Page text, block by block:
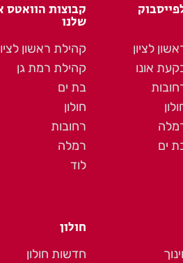
לציון
אונו
ים
קבוצות הוואטס
שלנו
קהילת ראשון
קהילת רמת גן
בת ים
חולון
רחובות
רמלה
לוד
חולון
חדשות חולון